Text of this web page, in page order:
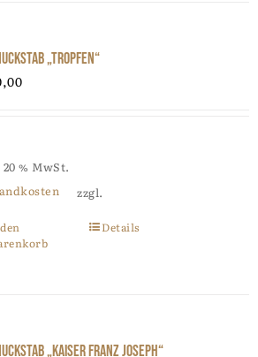
„Tropfen“
% MwSt.
zzgl.
Details
„Kaiser Franz Joseph“